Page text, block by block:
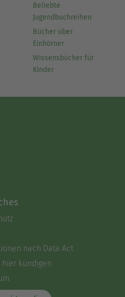
Beliebte
Jugendbuchreihen
Bücher über
Einhörner
Wissensbücher für
Kinder
nach Data Act
hier kündigen